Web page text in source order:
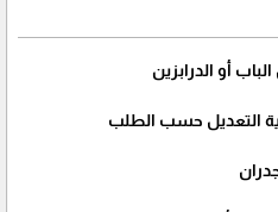
أو الدرابزين
التعديل حسب الطلب